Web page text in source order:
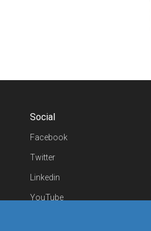
Social
Facebook
Twitter
Linkedin
YouTube